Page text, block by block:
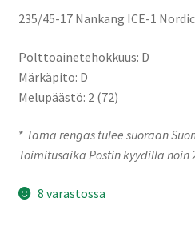
235/45-17 Nankang ICE-1 Nordic
Polttoainetehokkuus: D
Märkäpito: D
Melupäästö: 2 (72)
* Tämä rengas tulee suoraan
Toimitusaika Postin kyydillä noin
8 varastossa